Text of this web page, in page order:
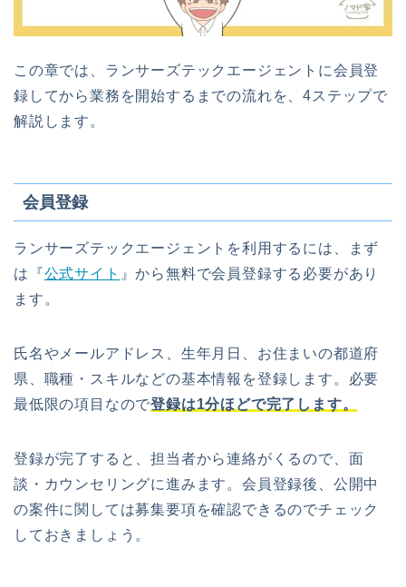
この章では、ランサーズテックエージェントに会員登
録してから業務を開始するまでの流れを、4ステップで
解説します。
会員登録
ランサーズテックエージェントを利用するには、まず
は『公式サイト 』から無料で会員登録する必要があり
ます。
氏名やメールアドレス、生年月日、お住まいの都道府
県、職種・スキルなどの基本情報を登録します。必要
最低限の項目なので登録は1分ほどで完了します。
登録が完了すると、担当者から連絡がくるので、面
談・カウンセリングに進みます。会員登録後、公開中
の案件に関しては募集要項を確認できるのでチェック
しておきましょう。